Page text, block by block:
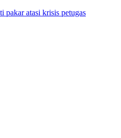
pakar atasi krisis petugas